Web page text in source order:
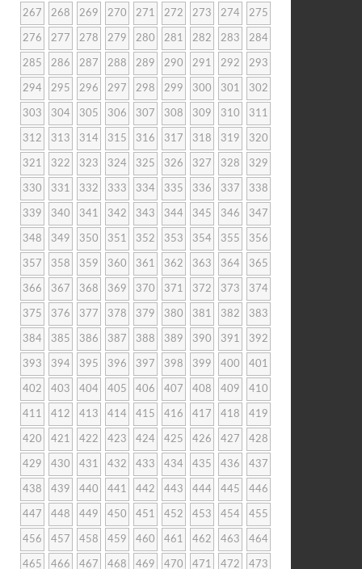
267 268 269 270 271 272 273 274 275
276 277 278 279 280 281 282 283 284
285 286 287 288 289 290 291 292 293
294 295 296 297 298 299 300 301 302
303 304 305 306 307 308 309 310 311
312 313 314 315 316 317 318 319 320
321 322 323 324 325 326 327 328 329
330 331 332 333 334 335 336 337 338
339 340 341 342 343 344 345 346 347
348 349 350 351 352 353 354 355 356
357 358 359 360 361 362 363 364 365
366 367 368 369 370 371 372 373 374
375 376 377 378 379 380 381 382 383
384 385 386 387 388 389 390 391 392
393 394 395 396 397 398 399 400 401
402 403 404 405 406 407 408 409 410
411 412 413 414 415 416 417 418 419
420 421 422 423 424 425 426 427 428
429 430 431 432 433 434 435 436 437
438 439 440 441 442 443 444 445 446
447 448 449 450 451 452 453 454 455
456 457 458 459 460 461 462 463 464
465 466 467 468 469 470 471 472 473